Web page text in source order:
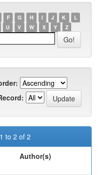
F G H I J K
L
U V W X Y Z
to 2 of 2
Author(s)